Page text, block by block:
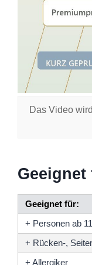
Das Video
Geeignet
Geeignet für:
+ Personen ab
+ Rücken-,
+ Allergiker